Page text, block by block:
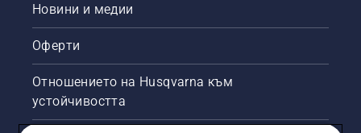
Новини и медии
Оферти
Отношението на Husqvarna към
устойчивостта